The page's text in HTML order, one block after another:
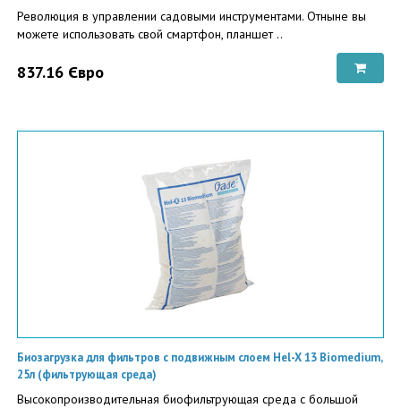
Революция в управлении садовыми инструментами. Отныне вы
можете использовать свой смартфон, планшет ..
837.16 Євро
Биозагрузка для фильтров с подвижным слоем Hel-X 13 Biomedium,
25л (фильтрующая среда)
Высокопроизводительная биофильтрующая среда с большой